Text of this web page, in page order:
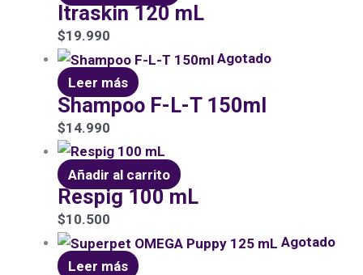
Itraskin 120 mL
$19.990
Agotado
Leer más
Shampoo F-L-T 150ml
$14.990
Añadir al carrito
Respig 100 mL
$10.500
Agotado
Leer más